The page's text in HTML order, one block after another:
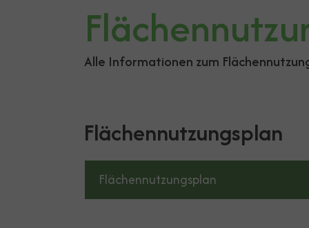
Alle Informationen zum
Flächennutzungsplan
Flächennutzungsplan